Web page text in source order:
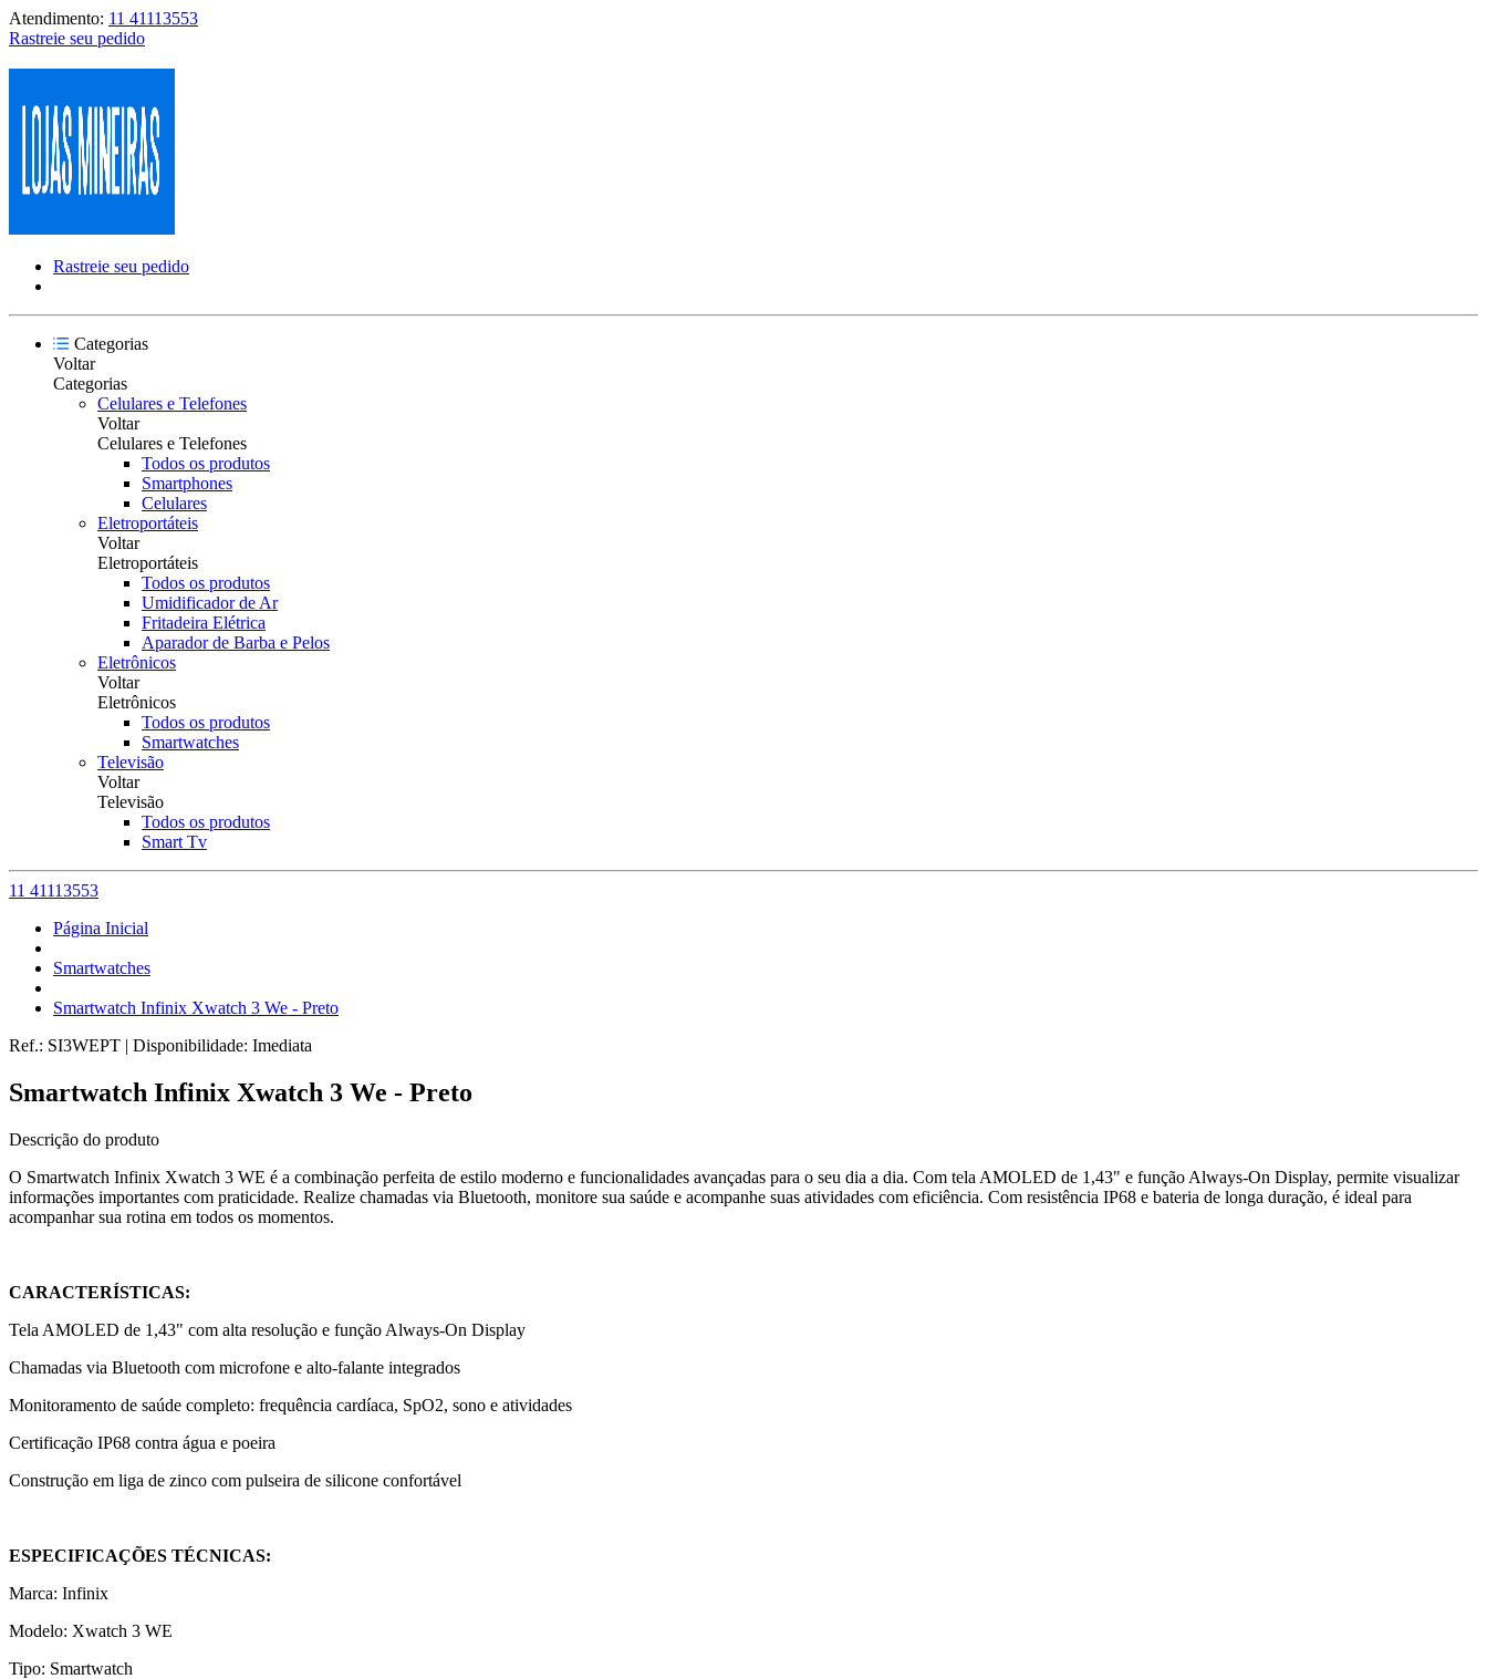
Atendimento: 11 41113553
Rastreie seu pedido
Rastreie seu pedido
Categorias
Voltar
Categorias
Celulares e Telefones
Voltar
Celulares e Telefones
Todos os produtos
Smartphones
Celulares
Eletroportáteis
Voltar
Eletroportáteis
Todos os produtos
Umidificador de Ar
Fritadeira Elétrica
Aparador de Barba e Pelos
Eletrônicos
Voltar
Eletrônicos
Todos os produtos
Smartwatches
Televisão
Voltar
Televisão
Todos os produtos
Smart Tv
11 41113553
Página Inicial
Smartwatches
Smartwatch Infinix Xwatch 3 We - Preto
Ref.: SI3WEPT | Disponibilidade: Imediata
Smartwatch Infinix Xwatch 3 We - Preto
Descrição do produto
O Smartwatch Infinix Xwatch 3 WE é a combinação perfeita de estilo moderno e funcionalidades avançadas para o seu dia a dia. Com tela AMOLED de 1,43" e função Always-On Display, permite visualizar
informações importantes com praticidade. Realize chamadas via Bluetooth, monitore sua saúde e acompanhe suas atividades com eficiência. Com resistência IP68 e bateria de longa duração, é ideal para
acompanhar sua rotina em todos os momentos.
CARACTERÍSTICAS:
Tela AMOLED de 1,43" com alta resolução e função Always-On Display
Chamadas via Bluetooth com microfone e alto-falante integrados
Monitoramento de saúde completo: frequência cardíaca, SpO2, sono e atividades
Certificação IP68 contra água e poeira
Construção em liga de zinco com pulseira de silicone confortável
ESPECIFICAÇÕES TÉCNICAS:
Marca: Infinix
Modelo: Xwatch 3 WE
Tipo: Smartwatch